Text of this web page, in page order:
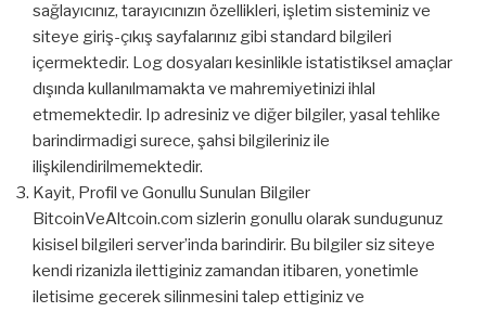
sağlayıcınız, tarayıcınızın özellikleri, işletim sisteminiz ve
siteye giriş-çıkış sayfalarınız gibi standard bilgileri
içermektedir. Log dosyaları kesinlikle istatistiksel amaçlar
dışında kullanılmamakta ve mahremiyetinizi ihlal
etmemektedir. Ip adresiniz ve diğer bilgiler, yasal tehlike
barindirmadigi surece, şahsi bilgileriniz ile
ilişkilendirilmemektedir.
Kayit, Profil ve Gonullu Sunulan Bilgiler
BitcoinVeAltcoin.com sizlerin gonullu olarak sundugunuz
kisisel bilgileri server’inda barindirir. Bu bilgiler siz siteye
kendi rizanizla ilettiginiz zamandan itibaren, yonetimle
iletisime gecerek silinmesini talep ettiginiz ve